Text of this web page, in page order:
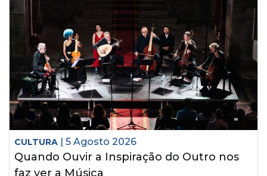
CULTURA | 5 Agosto 2026
Quando Ouvir a Inspiração do Outro nos
faz ver a Música